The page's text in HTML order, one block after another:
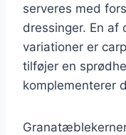
serveres med
dressinger. En af
variationer er
tilføjer en
komplementerer